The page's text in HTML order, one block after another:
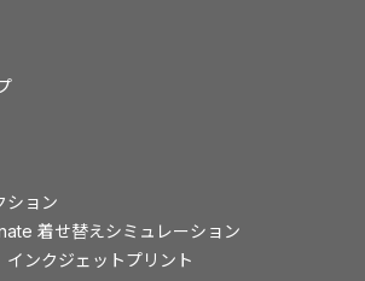
様）
ション
着せ替えシミュレーション
ンクジェットプリント